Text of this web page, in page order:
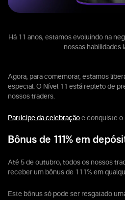
Há 11 anos, estamos evoluindo na
nossas habilidades
Agora, para comemorar, estamos
especial. O Nível 11 está repleto de
nossos traders.
Participe da celebração e conquiste o
Bônus de 111% em
Até 5 de outubro, todos os nossos
receber um bônus de 111% em
Este bônus só pode ser resgatado